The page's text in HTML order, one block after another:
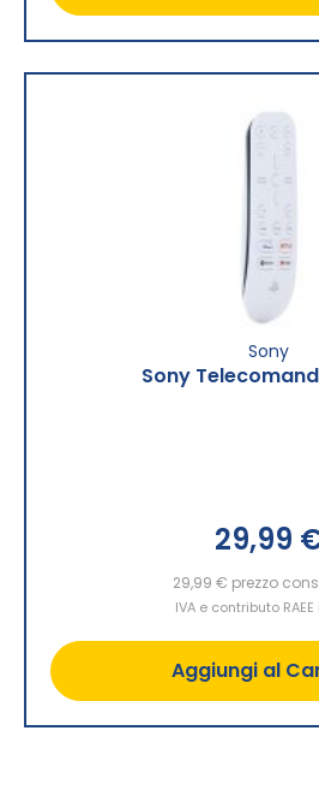
Sony
Sony
29,99
29,99 € prezzo
IVA e contributo
Aggiungi al